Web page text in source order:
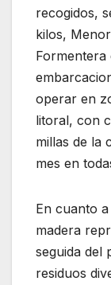
recogidos,
kilos,
Formentera
operar en
litoral, con
millas de la
mes en
En cuanto
madera
seguida del
residuos